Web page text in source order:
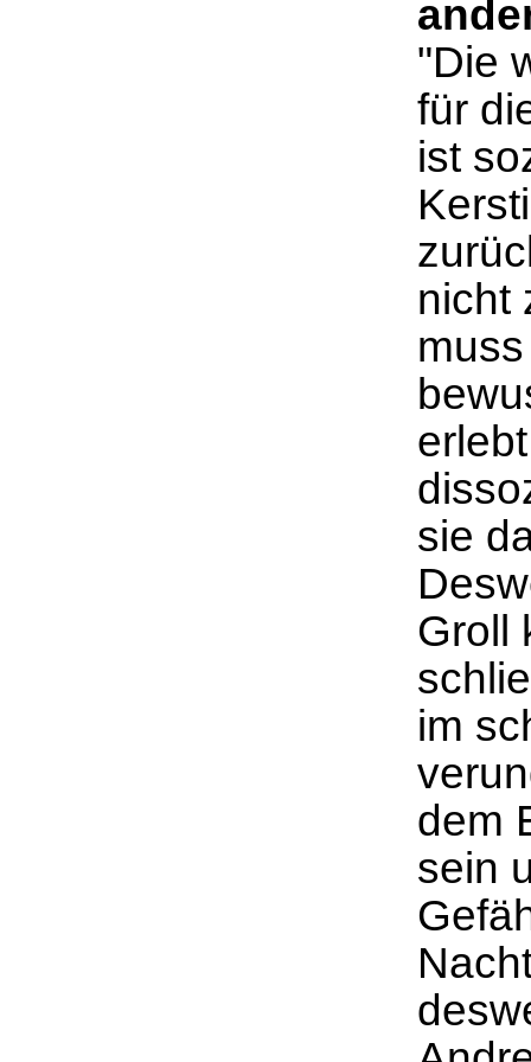
"Die
für
ist
nicht
sie
Groll
im
dem
sein